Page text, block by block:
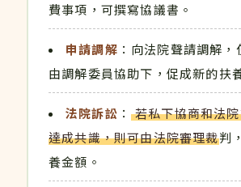
費事項，可撰寫協議書。
申請調解 ：向法院聲請調解，
由調解委員協助下，促成新的扶
法院訴訟 ： 若私下協商和法
達成共識，則可由法院審理裁判
養金額。